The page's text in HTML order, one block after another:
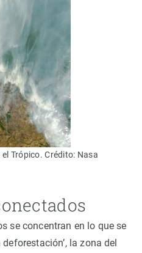
Trópico. Crédito: Nasa
se concentran en lo que se
la zona del